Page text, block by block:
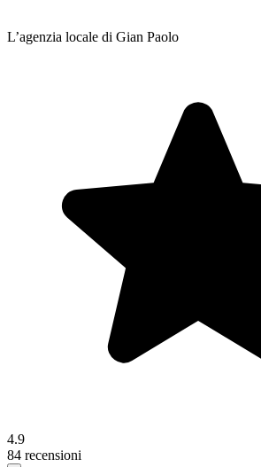
L’agenzia locale di Gian Paolo
4.9
84 recensioni